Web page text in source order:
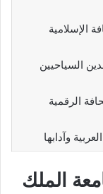
الإسلامية
السياحيين
الرقمية
وآدابها
الملك